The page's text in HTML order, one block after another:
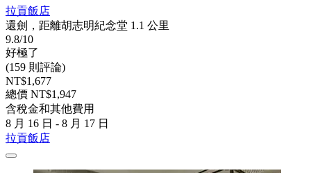
拉貢飯店
還劍，距離胡志明紀念堂 1.1 公里
9.8/10
好極了
(159 則評論)
NT$1,677
總價 NT$1,947
含稅金和其他費用
8 月 16 日 - 8 月 17 日
拉貢飯店